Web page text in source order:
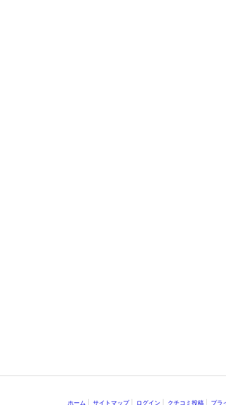
ホーム サイトマップ ログイン クチコミ投稿 プラ